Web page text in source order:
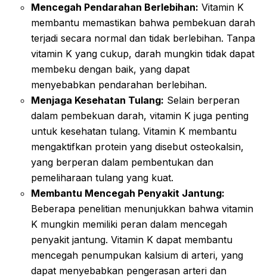
Mencegah Pendarahan Berlebihan: Vitamin K
membantu memastikan bahwa pembekuan darah
terjadi secara normal dan tidak berlebihan. Tanpa
vitamin K yang cukup, darah mungkin tidak dapat
membeku dengan baik, yang dapat
menyebabkan pendarahan berlebihan.
Menjaga Kesehatan Tulang: Selain berperan
dalam pembekuan darah, vitamin K juga penting
untuk kesehatan tulang. Vitamin K membantu
mengaktifkan protein yang disebut osteokalsin,
yang berperan dalam pembentukan dan
pemeliharaan tulang yang kuat.
Membantu Mencegah Penyakit Jantung:
Beberapa penelitian menunjukkan bahwa vitamin
K mungkin memiliki peran dalam mencegah
penyakit jantung. Vitamin K dapat membantu
mencegah penumpukan kalsium di arteri, yang
dapat menyebabkan pengerasan arteri dan